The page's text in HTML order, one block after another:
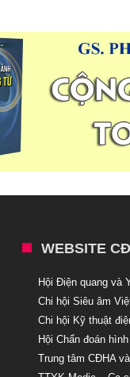
WEBSITE
Hội Điện quang và
Chi hội Siêu âm
Chi hội Kỹ thuật
Hội Chẩn đoán
Trung tâm CĐHA